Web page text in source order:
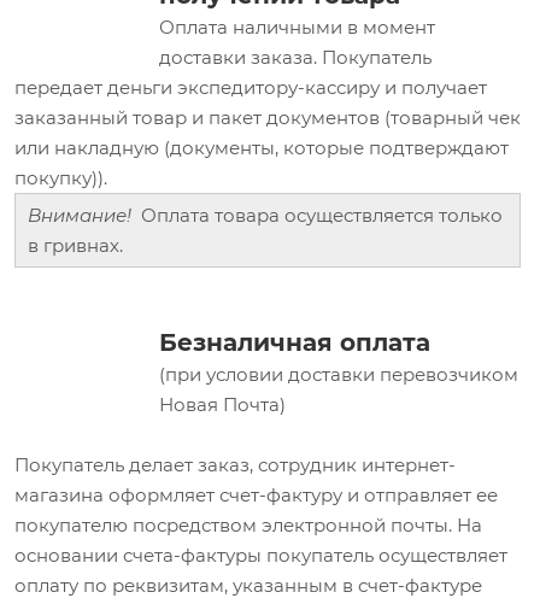
Оплата наличными в момент
доставки заказа. Покупатель
передает деньги экспедитору-кассиру и получает
заказанный товар и пакет документов (товарный чек
или накладную (документы, которые подтверждают
покупку)).
Внимание! Оплата товара осуществляется только
в гривнах.
Безналичная оплата
(при условии доставки перевозчиком
Новая Почта)
Покупатель делает заказ, сотрудник интернет-
магазина оформляет счет-фактуру и отправляет ее
покупателю посредством электронной почты. На
основании счета-фактуры покупатель осуществляет
оплату по реквизитам, указанным в счет-фактуре